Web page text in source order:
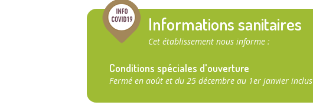
Informations sanitaires
Cet établissement nous informe :
Conditions spéciales d'ouverture
Fermé en août et du 25 décembre au 1er janvier inclus